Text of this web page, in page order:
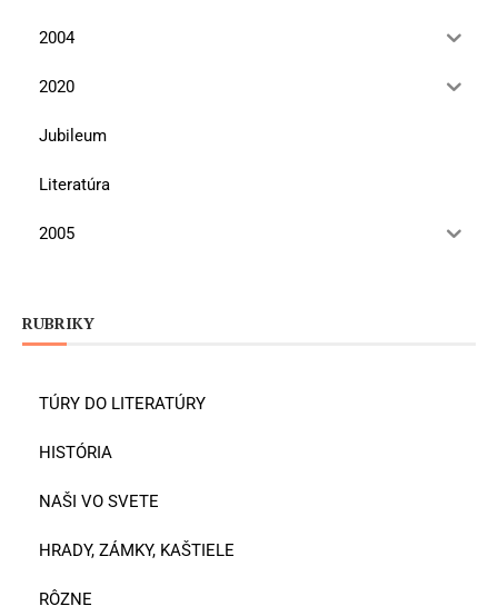
2004
2020
Jubileum
Literatúra
2005
RUBRIKY
TÚRY DO LITERATÚRY
HISTÓRIA
NAŠI VO SVETE
HRADY, ZÁMKY, KAŠTIELE
RÔZNE